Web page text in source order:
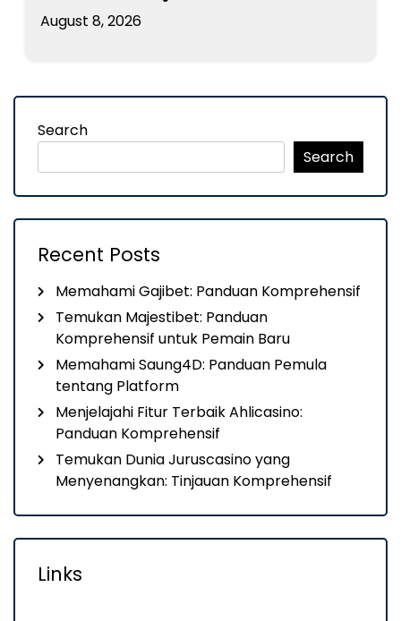
August 8, 2026
Search
Search
Recent Posts
Memahami Gajibet: Panduan Komprehensif
Temukan Majestibet: Panduan
Komprehensif untuk Pemain Baru
Memahami Saung4D: Panduan Pemula
tentang Platform
Menjelajahi Fitur Terbaik Ahlicasino:
Panduan Komprehensif
Temukan Dunia Juruscasino yang
Menyenangkan: Tinjauan Komprehensif
Links